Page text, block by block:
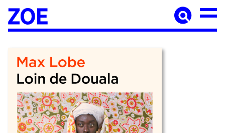
Accueil
À paraître
Catalogue
Auteur·ices
Agenda
Les éditions Zoé